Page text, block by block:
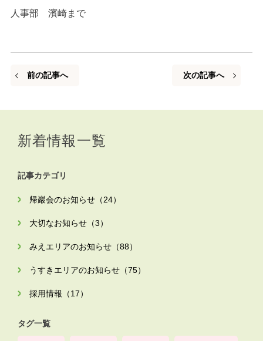
人事部 濱崎まで
前の記事へ 次の記事へ
新着情報一覧
記事カテゴリ
帰巖会のお知らせ（24）
大切なお知らせ（3）
みえエリアのお知らせ（88）
うすきエリアのお知らせ（75）
採用情報（17）
タグ一覧